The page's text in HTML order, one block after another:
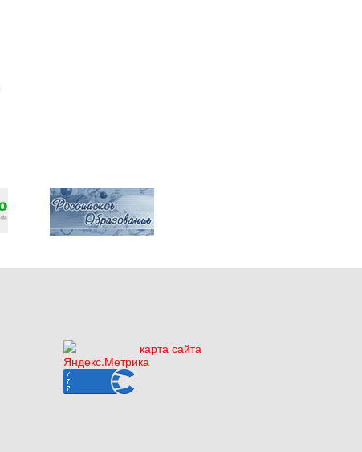
карта сайта